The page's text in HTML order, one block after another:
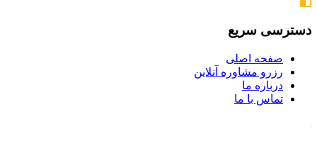
دسترسی سریع
صفحه اصلی
رزرو مشاوره آنلاین
درباره ما
تماس با ما